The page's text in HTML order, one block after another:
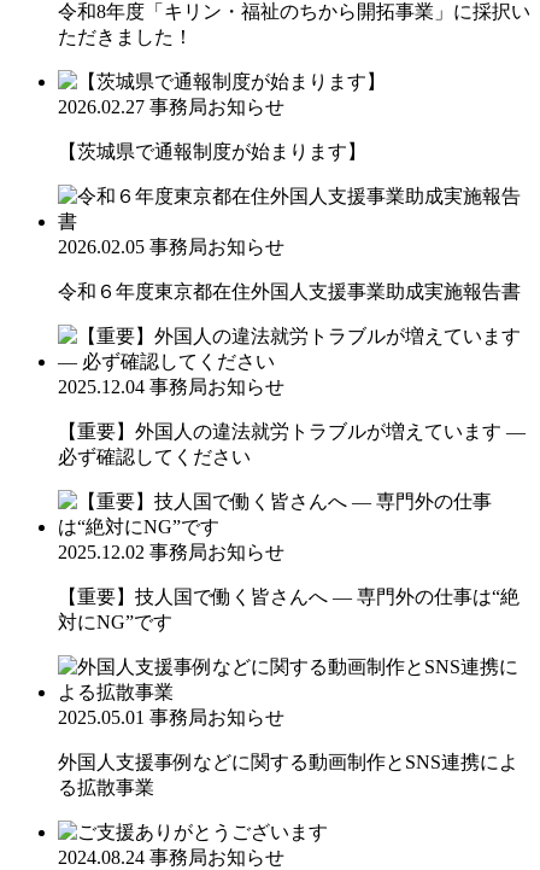
令和8年度「キリン・福祉のちから開拓事業」に採択い
ただきました！
2026.02.27 事務局お知らせ
【茨城県で通報制度が始まります】
2026.02.05 事務局お知らせ
令和６年度東京都在住外国人支援事業助成実施報告書
2025.12.04 事務局お知らせ
【重要】外国人の違法就労トラブルが増えています ―
必ず確認してください
2025.12.02 事務局お知らせ
【重要】技人国で働く皆さんへ ― 専門外の仕事は“絶
対にNG”です
2025.05.01 事務局お知らせ
外国人支援事例などに関する動画制作とSNS連携によ
る拡散事業
2024.08.24 事務局お知らせ